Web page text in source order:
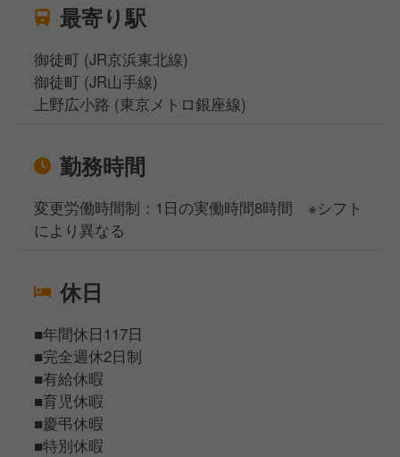
最寄り駅
御徒町 (JR京浜東北線)
御徒町 (JR山手線)
上野広小路 (東京メトロ銀座線)
勤務時間
変更労働時間制：1日の実働時間8時間 ※シフト
により異なる
休日
■年間休日117日
■完全週休2日制
■有給休暇
■育児休暇
■慶弔休暇
■特別休暇